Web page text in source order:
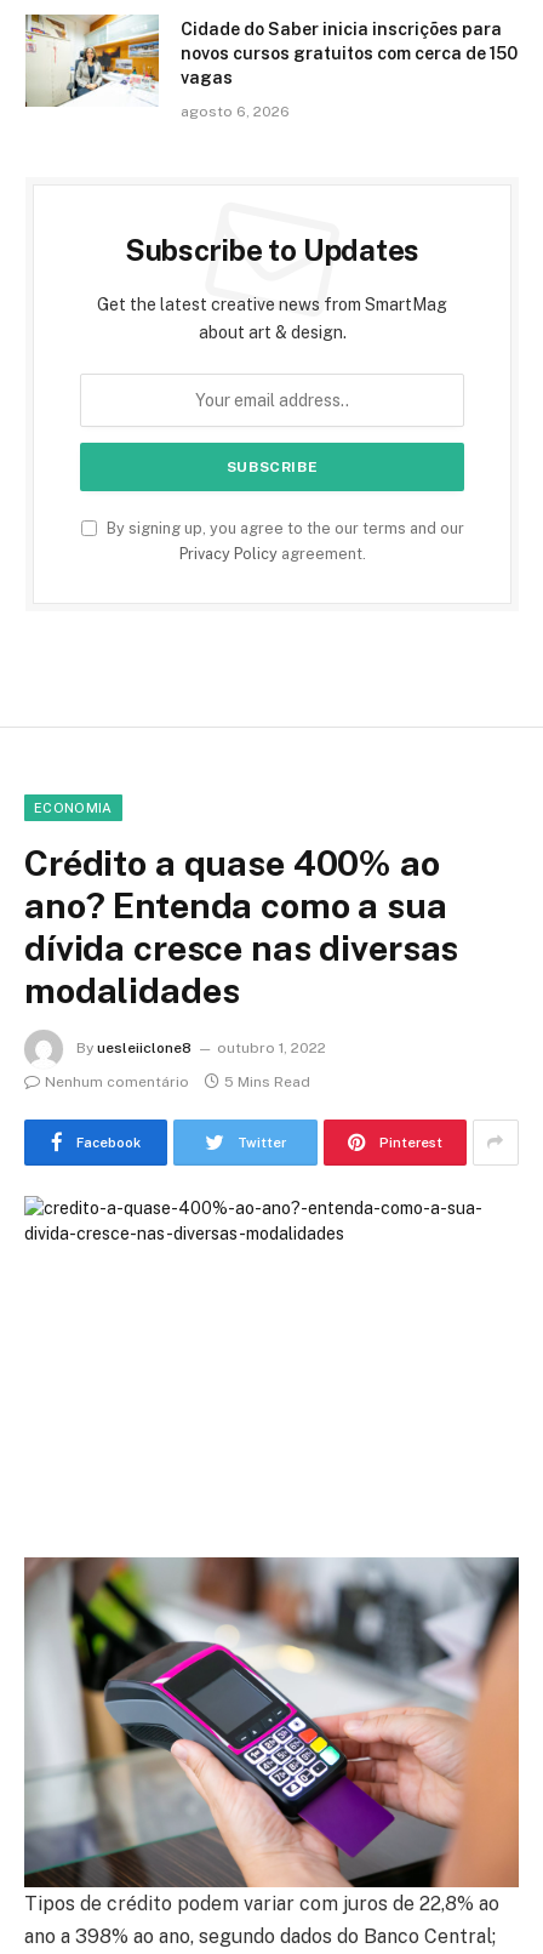
Cidade do Saber inicia inscrições para
novos cursos gratuitos com cerca de 150
vagas
agosto 6, 2026
Subscribe to Updates
Get the latest creative news from SmartMag
about art & design.
By signing up, you agree to the our terms and our
Privacy Policyagreement.
ECONOMIA
Crédito a quase 400% ao
ano? Entenda como a sua
dívida cresce nas diversas
modalidades
By uesleiiclone8
outubro 1, 2022
Nenhum comentário
5 Mins Read
Facebook Twitter Pinterest
Tipos de crédito podem variar com juros de 22,8% ao
ano a 398% ao ano, segundo dados do Banco Central;